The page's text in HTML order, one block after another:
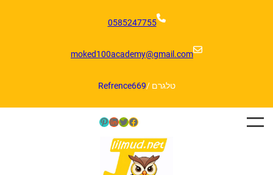
0585247755
moked100academy@gmail.com
טלגרם /Refrence669
Facebook
Twitter
LinkedIn
Pinterest